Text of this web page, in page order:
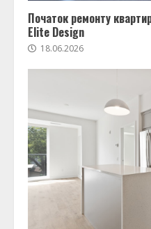
Початок ремонту
Elite Design
18.06.2026